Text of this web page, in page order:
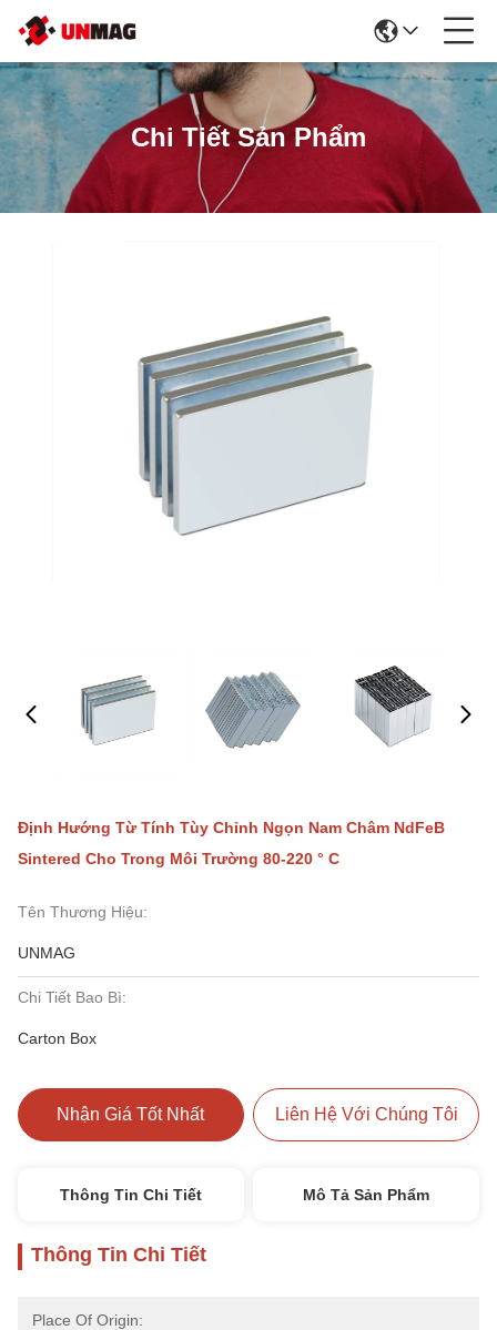
Chi Tiết Sản Phẩm
Định Hướng Từ Tính Tùy Chỉnh Ngọn Nam Châm NdFeB
Sintered Cho Trong Môi Trường 80-220 ° C
Tên Thương Hiệu:
UNMAG
Chi Tiết Bao Bì:
Carton Box
Nhận Giá Tốt Nhất Liên Hệ Với Chúng Tôi
Thông Tin Chi Tiết Mô Tả Sản Phẩm
Thông Tin Chi Tiết
Place Of Origin: